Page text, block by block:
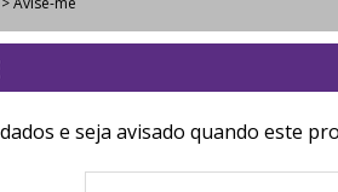
e seja avisado quando este